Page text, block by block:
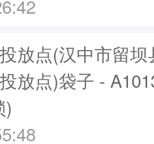
放点(汉中市留
放点)袋子 -
)